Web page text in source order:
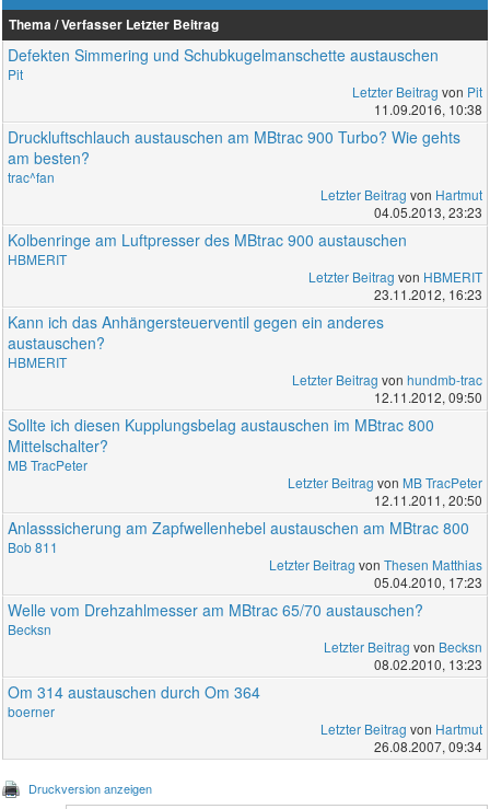
Thema / Verfasser Letzter Beitrag
Defekten Simmering und Schubkugelmanschette austauschen
Pit
Letzter Beitrag von Pit
11.09.2016, 10:38
Druckluftschlauch austauschen am MBtrac 900 Turbo? Wie gehts
am besten?
trac^fan
Letzter Beitrag von Hartmut
04.05.2013, 23:23
Kolbenringe am Luftpresser des MBtrac 900 austauschen
HBMERIT
Letzter Beitrag von HBMERIT
23.11.2012, 16:23
Kann ich das Anhängersteuerventil gegen ein anderes
austauschen?
HBMERIT
Letzter Beitrag von hundmb-trac
12.11.2012, 09:50
Sollte ich diesen Kupplungsbelag austauschen im MBtrac 800
Mittelschalter?
MB TracPeter
Letzter Beitrag von MB TracPeter
12.11.2011, 20:50
Anlasssicherung am Zapfwellenhebel austauschen am MBtrac 800
Bob 811
Letzter Beitrag von Thesen Matthias
05.04.2010, 17:23
Welle vom Drehzahlmesser am MBtrac 65/70 austauschen?
Becksn
Letzter Beitrag von Becksn
08.02.2010, 13:23
Om 314 austauschen durch Om 364
boerner
Letzter Beitrag von Hartmut
26.08.2007, 09:34
Druckversion anzeigen